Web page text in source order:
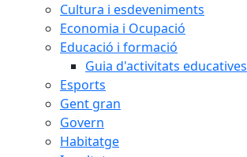
Cultura i esdeveniments
Economia i Ocupació
Educació i formació
Guia d'activitats educatives
Esports
Gent gran
Govern
Habitatge